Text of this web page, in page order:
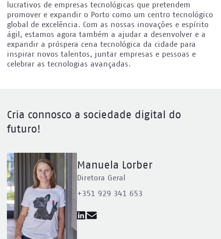
lucrativos de empresas tecnológicas que pretendem
promover e expandir o Porto como um centro tecnológico
global de excelência. Com as nossas inovações e espírito
ágil, estamos agora também a ajudar a desenvolver e a
expandir a próspera cena tecnológica da cidade para
inspirar novos talentos, juntar empresas e pessoas e
celebrar as tecnologias avançadas.
Cria connosco a sociedade digital do
futuro!
Manuela Lorber
Diretora Geral
+351 929 341 653